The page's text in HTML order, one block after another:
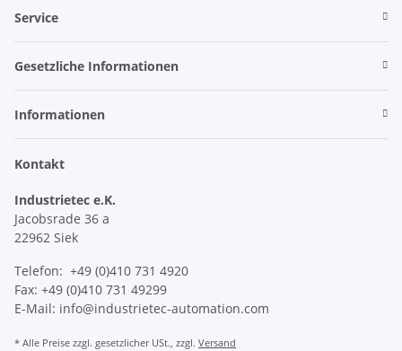
Service
Gesetzliche Informationen
Informationen
Kontakt
Industrietec e.K.
Jacobsrade 36 a
22962 Siek
Telefon: +49 (0)410 731 4920
Fax: +49 (0)410 731 49299
E-Mail: info@industrietec-automation.com
* Alle Preise zzgl. gesetzlicher USt., zzgl. Versand